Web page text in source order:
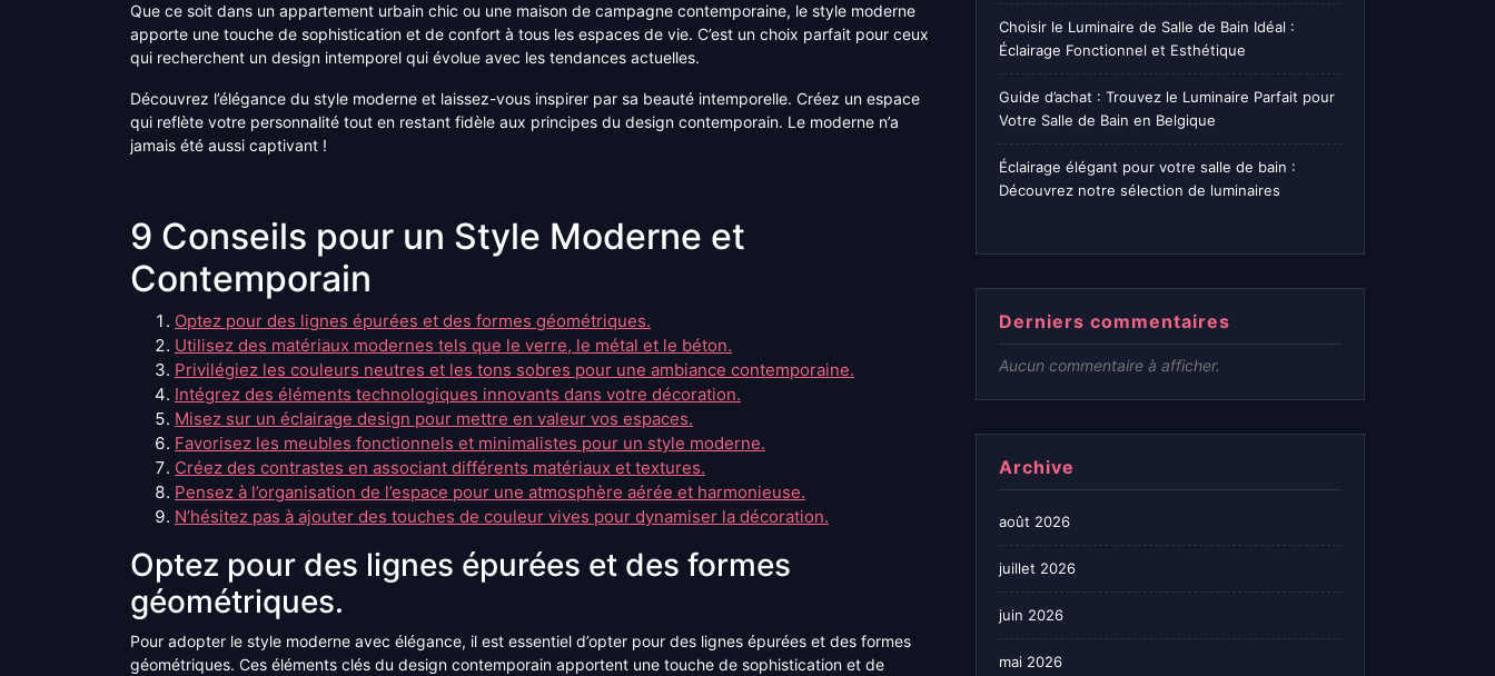
Que ce soit dans un appartement urbain chic ou une maison de campagne contemporaine, le style moderne
apporte une touche de sophistication et de confort à tous les espaces de vie. C’est un choix parfait pour ceux
qui recherchent un design intemporel qui évolue avec les tendances actuelles.
Découvrez l’élégance du style moderne et laissez-vous inspirer par sa beauté intemporelle. Créez un espace
qui reflète votre personnalité tout en restant fidèle aux principes du design contemporain. Le moderne n’a
jamais été aussi captivant !
9 Conseils pour un Style Moderne et
Contemporain
Optez pour des lignes épurées et des formes géométriques.
Utilisez des matériaux modernes tels que le verre, le métal et le béton.
Privilégiez les couleurs neutres et les tons sobres pour une ambiance contemporaine.
Intégrez des éléments technologiques innovants dans votre décoration.
Misez sur un éclairage design pour mettre en valeur vos espaces.
Favorisez les meubles fonctionnels et minimalistes pour un style moderne.
Créez des contrastes en associant différents matériaux et textures.
Pensez à l’organisation de l’espace pour une atmosphère aérée et harmonieuse.
N’hésitez pas à ajouter des touches de couleur vives pour dynamiser la décoration.
Optez pour des lignes épurées et des formes
géométriques.
Pour adopter le style moderne avec élégance, il est essentiel d’opter pour des lignes épurées et des formes
géométriques. Ces éléments clés du design contemporain apportent une touche de sophistication et de
Choisir le Luminaire de Salle de Bain Idéal :
Éclairage Fonctionnel et Esthétique
Guide d’achat : Trouvez le Luminaire Parfait pour
Votre Salle de Bain en Belgique
Éclairage élégant pour votre salle de bain :
Découvrez notre sélection de luminaires
Derniers commentaires
Aucun commentaire à afficher.
Archive
août 2026
juillet 2026
juin 2026
mai 2026